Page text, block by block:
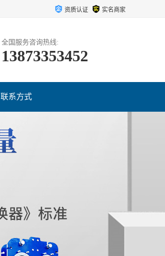
资质认证 实名商家
全国服务咨询热线:
13873353452
联系方式